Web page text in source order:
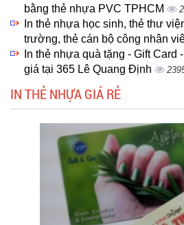
bằng thẻ nhựa PVC TPHCM
In thẻ nhựa học sinh, thẻ thư
trường, thẻ cán bộ công nhân
In thẻ nhựa quà tặng - Gift Card
giá tại 365 Lê Quang Định
IN THẺ NHỰA GIÁ RẺ